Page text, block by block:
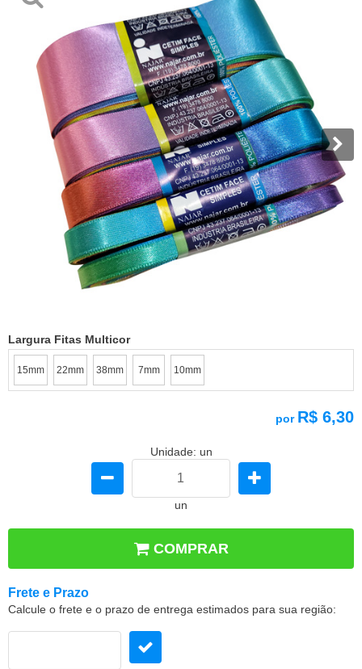
Largura Fitas Multicor
15mm 22mm 38mm 7mm 10mm
por R$ 6,30
Unidade: un
un
COMPRAR
Frete e Prazo
Calcule o frete e o prazo de entrega estimados para sua região: